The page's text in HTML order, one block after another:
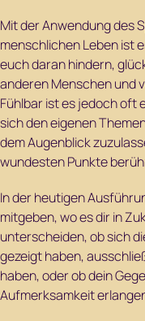
Mit der Anwendung des
menschlichen Leben ist
euch daran hindern,
anderen Menschen und
Fühlbar ist es jedoch oft
sich den eigenen
dem Augenblick
wundesten Punkte
In der heutigen
mitgeben, wo es dir in
unterscheiden, ob sich
gezeigt haben,
haben, oder ob dein
Aufmerksamkeit